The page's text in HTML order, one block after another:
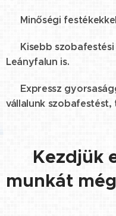
☑️ Minőségi
☑️ Kisebb
Leányfalun is.
☑️ Expressz
vállalunk
👉 Kezdjük
munkát